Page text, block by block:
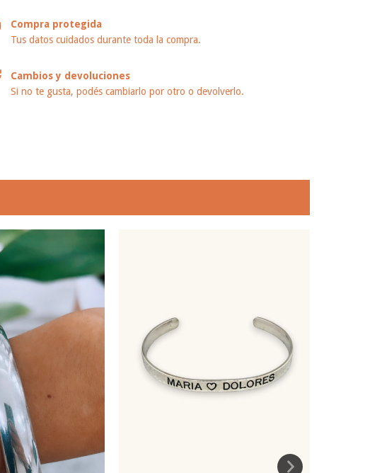
Compra protegida
Tus datos cuidados durante toda la compra.
Cambios y devoluciones
Si no te gusta, podés cambiarlo por otro o devolverlo.